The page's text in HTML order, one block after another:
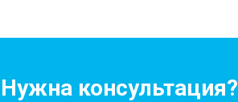
Нужна консультация?